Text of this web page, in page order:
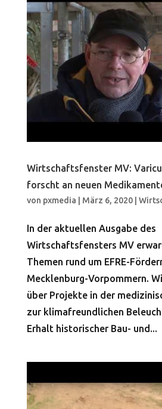
Wirtschaftsfenster MV:
forscht an neuen
von pxmedia März 6, 2020|
In der aktuellen Ausgabe des
Wirtschaftsfensters MV
Themen rund um EFRE-
Mecklenburg-Vorpommern.
über Projekte in der
zur klimafreundlichen
Erhalt historischer Bau- und...